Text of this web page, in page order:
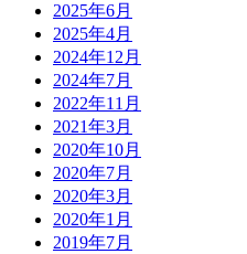
2025年6月
2025年4月
2024年12月
2024年7月
2022年11月
2021年3月
2020年10月
2020年7月
2020年3月
2020年1月
2019年7月